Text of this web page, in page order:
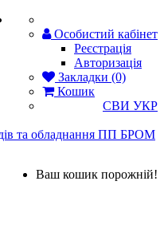
Особистий кабінет
Реєстрація
Авторизація
Закладки (0)
Кошик
СВИ УКР
Ваш кошик порожній!